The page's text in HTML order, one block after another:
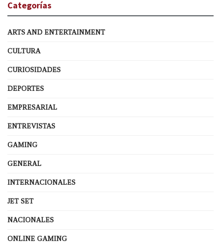
Categorías
ARTS AND ENTERTAINMENT
CULTURA
CURIOSIDADES
DEPORTES
EMPRESARIAL
ENTREVISTAS
GAMING
GENERAL
INTERNACIONALES
JET SET
NACIONALES
ONLINE GAMING